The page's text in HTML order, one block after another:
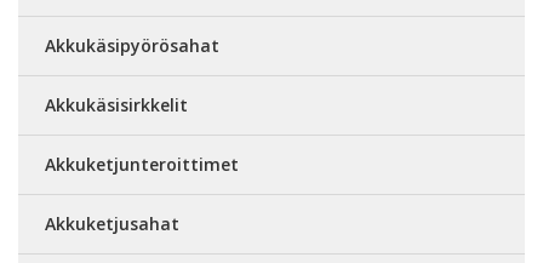
Akkukäsipyörösahat
Akkukäsisirkkelit
Akkuketjunteroittimet
Akkuketjusahat